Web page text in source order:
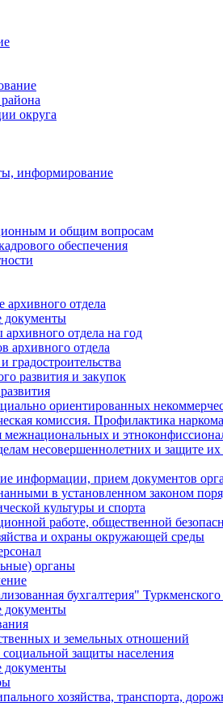
округа
информирование
и общим вопросам
обеспечения
архивного отдела
отдела на год
архивного отдела
градостроительства
развития и закупок
ориентированных
комиссия. Профилактика
межнациональных и
несовершеннолетних и защите их
информации, прием документов
в установленном законом
культуры и спорта
работе, общественной
и охраны окружающей среды
органы
бухгалтерия"
и земельных отношений
защиты населения
хозяйства, транспорта,